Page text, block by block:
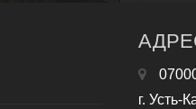
г. Усть-